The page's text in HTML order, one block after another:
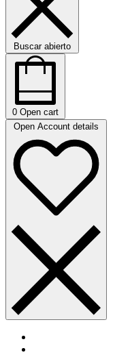
Buscar abierto
0 Open cart
Open Account details